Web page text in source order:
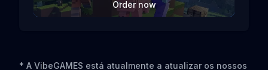
Order now
* A VibeGAMES está atualmente a atualizar os nossos